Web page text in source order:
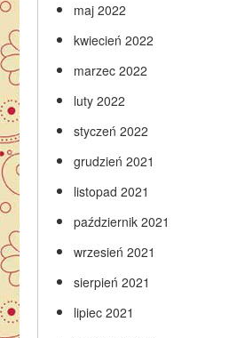
maj 2022
kwiecień 2022
marzec 2022
luty 2022
styczeń 2022
grudzień 2021
listopad 2021
październik 2021
wrzesień 2021
sierpień 2021
lipiec 2021